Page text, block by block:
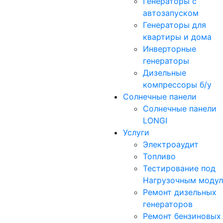
автозапуском
Генераторы для
квартиры и дома
Инверторные
генераторы
Дизельные
компрессоры б/у
Солнечные панели
Солнечные панели
LONGI
Услуги
Электроаудит
Топливо
Тестирование под
Нагрузочным
Ремонт дизельных
генераторов
Ремонт бензиновых